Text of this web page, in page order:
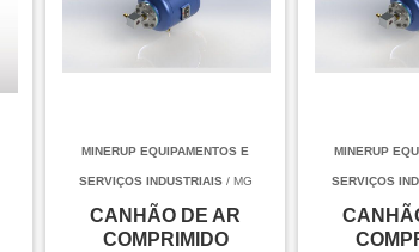
MINERUP EQUIPAMENTOS E
SERVIÇOS INDUSTRIAIS/ MG
CANHÃO DE AR
COMPRIMIDO
MINERUP
SERVIÇOS